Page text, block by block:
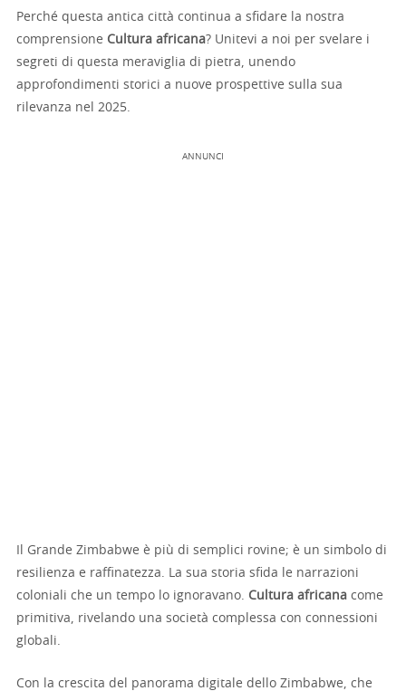
Perché questa antica città continua a sfidare la nostra
comprensione Cultura africana? Unitevi a noi per svelare i
segreti di questa meraviglia di pietra, unendo
approfondimenti storici a nuove prospettive sulla sua
rilevanza nel 2025.
ANNUNCI
Il Grande Zimbabwe è più di semplici rovine; è un simbolo di
resilienza e raffinatezza. La sua storia sfida le narrazioni
coloniali che un tempo lo ignoravano. Cultura africana come
primitiva, rivelando una società complessa con connessioni
globali.
Con la crescita del panorama digitale dello Zimbabwe, che